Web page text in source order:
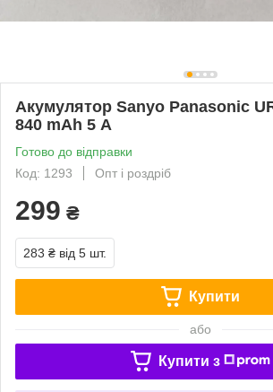
Акумулятор Sanyo Panasonic
840 mAh 5 А
Готово до відправки
Код: 1293
Опт і роздріб
299 ₴
283 ₴ від 5 шт.
Купити
або
Купити з